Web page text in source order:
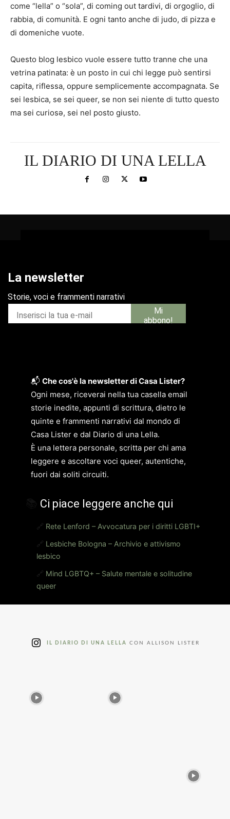
come “lella” o “sola”, di coming out tardivi, di orgoglio, di
rabbia, di comunità. E ogni tanto anche di judo, di pizza e
di domeniche vuote.
Questo blog lesbico vuole essere tutto tranne che una
vetrina patinata: è un posto in cui chi legge può sentirsi
capita, riflessa, oppure semplicemente accompagnata. Se
sei lesbica, se sei queer, se non sei niente di tutto questo
ma sei curiosə, sei nel posto giusto.
IL DIARIO DI UNA LELLA
📬 Che cos'è la newsletter di Casa Lister?
Ogni mese, riceverai nella tua casella email
storie inedite, appunti di scrittura, dietro le
quinte e frammenti narrativi dal mondo di
Casa Lister e dal Diario di una Lella.
È una lettera personale, scritta per chi ama
leggere e ascoltare voci queer, autentiche,
fuori dai soliti circuiti.
Ci piace leggere anche qui
🔗 Rete Lenford – Avvocatura per i diritti LGBTI+
🔗 Lesbiche Bologna – Archivio e attivismo
lesbico
🔗 Mind LGBTQ+ – Salute mentale e solitudine
queer
IL DIARIO DI UNA LELLA CON ALLISON LISTER